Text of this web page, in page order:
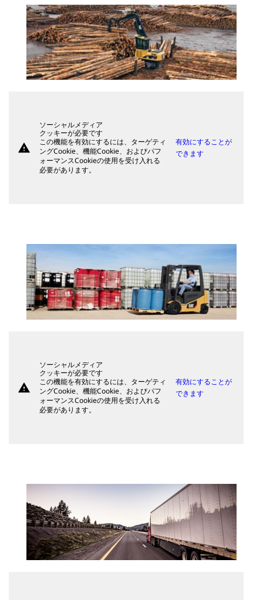
warning
ソーシャルメディア
クッキーが必要です
この機能を有効にするには、ターゲティ
ングCookie、機能Cookie、およびパフ
ォーマンスCookieの使用を受け入れる
必要があります。
有効にすることが
できます
warning
ソーシャルメディア
クッキーが必要です
この機能を有効にするには、ターゲティ
ングCookie、機能Cookie、およびパフ
ォーマンスCookieの使用を受け入れる
必要があります。
有効にすることが
できます